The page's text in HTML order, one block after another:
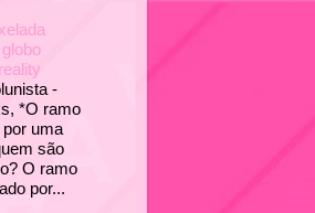
-
*O ramo
uma
são
O ramo
por...